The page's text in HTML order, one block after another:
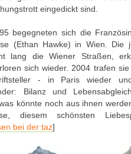
eingedickt sind.
begegneten sich die
(Ethan Hawke) in Wien. Die
lang die Wiener Straßen,
sich wieder. 2004 trafen
- in Paris wieder
Bilanz und
könnte noch aus ihnen
diesem schönsten
bei der taz]